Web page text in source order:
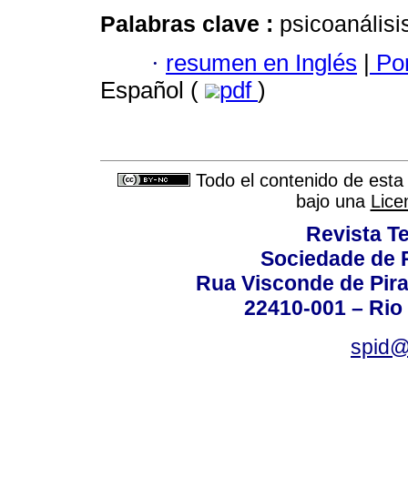
Palabras clave :
· resumen en Inglés |
Español (
pdf )
Todo el contenido de
bajo una
Revista
Sociedade de
Rua Visconde de
22410-001 –